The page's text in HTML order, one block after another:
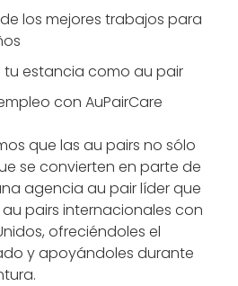
los mejores trabajos para
tu estancia como au pair
con AuPairCare
que las au pairs no sólo
se convierten en parte de
agencia au pair líder que
pairs internacionales con
ofreciéndoles el
y apoyándoles durante